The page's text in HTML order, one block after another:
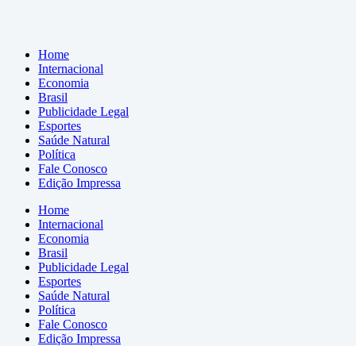
Home
Internacional
Economia
Brasil
Publicidade Legal
Esportes
Saúde Natural
Política
Fale Conosco
Edição Impressa
Home
Internacional
Economia
Brasil
Publicidade Legal
Esportes
Saúde Natural
Política
Fale Conosco
Edição Impressa